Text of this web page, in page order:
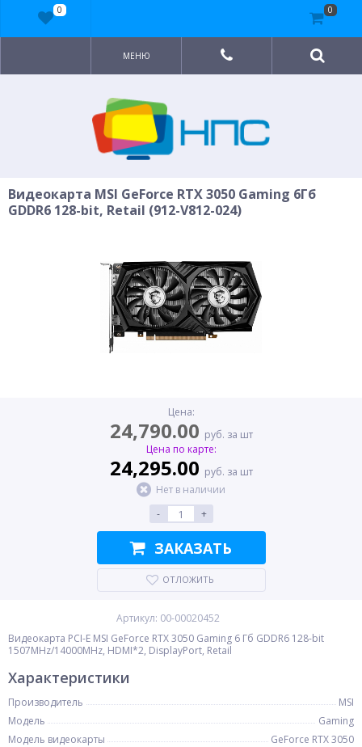
МЕНЮ
Видеокарта MSI GeForce RTX 3050 Gaming 6Гб
GDDR6 128-bit, Retail (912-V812-024)
Цена:
24,790.00 руб. за шт
Цена по карте:
24,295.00 руб. за шт
Нет в наличии
-
+
ЗАКАЗАТЬ
ОТЛОЖИТЬ
Артикул: 00-00020452
Видеокарта PCI-E MSI GeForce RTX 3050 Gaming 6 Гб GDDR6 128-bit
1507MHz/14000MHz, HDMI*2, DisplayPort, Retail
Характеристики
Производитель
MSI
Модель
Gaming
Модель видеокарты
GeForce RTX 3050
0 0